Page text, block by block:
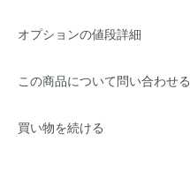
オプションの値段詳細
この商品について問い合わせる
買い物を続ける